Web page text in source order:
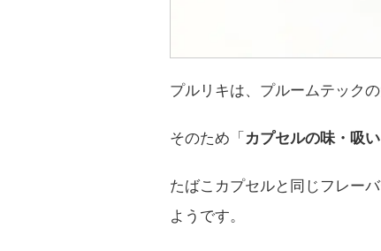
プルリキは、プルームテックの
そのため「 カプセルの味・吸
たばこカプセルと同じフレー
ようです。